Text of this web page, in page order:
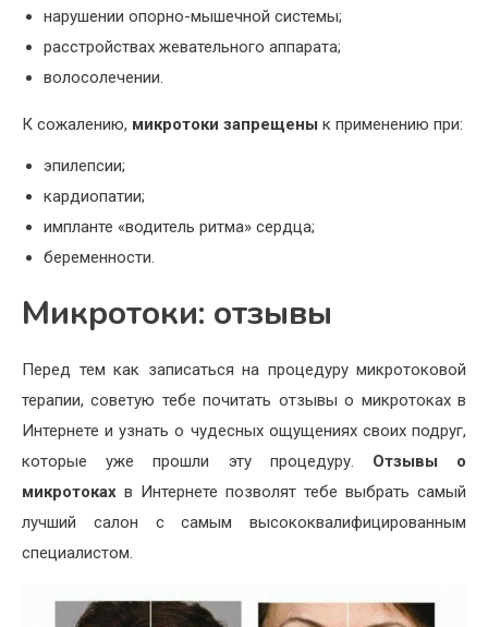
нарушении опорно-мышечной системы;
расстройствах жевательного аппарата;
волосолечении.
К сожалению, микротоки запрещены к применению при:
эпилепсии;
кардиопатии;
импланте «водитель ритма» сердца;
беременности.
Микротоки: отзывы
Перед тем как записаться на процедуру микротоковой
терапии, советую тебе почитать отзывы о микротоках в
Интернете и узнать о чудесных ощущениях своих подруг,
которые уже прошли эту процедуру. Отзывы о
микротоках в Интернете позволят тебе выбрать самый
лучший салон с самым высококвалифицированным
специалистом.